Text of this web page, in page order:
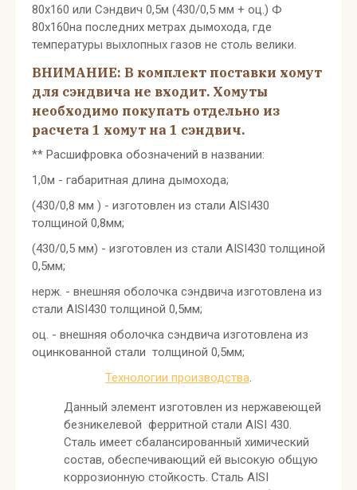
80х160 или Сэндвич 0,5м (430/0,5 мм + оц.) Ф
80х160на последних метрах дымохода, где
температуры выхлопных газов не столь велики.
ВНИМАНИЕ: В комплект поставки хомут
для сэндвича не входит. Хомуты
необходимо покупать отдельно из
расчета 1 хомут на 1 сэндвич.
** Расшифровка обозначений в названии:
1,0м - габаритная длина дымохода;
(430/0,8 мм ) - изготовлен из стали AISI430
толщиной 0,8мм;
(430/0,5 мм) - изготовлен из стали AISI430 толщиной
0,5мм;
нерж. - внешняя оболочка сэндвича изготовлена из
стали AISI430 толщиной 0,5мм;
оц. - внешняя оболочка сэндвича изготовлена из
оцинкованной стали толщиной 0,5мм;
Технологии производства.
Данный элемент изготовлен из нержавеющей
безникелевой ферритной стали AISI 430.
Сталь имеет сбалансированный химический
состав, обеспечивающий ей высокую общую
коррозионную стойкость. Сталь AISI